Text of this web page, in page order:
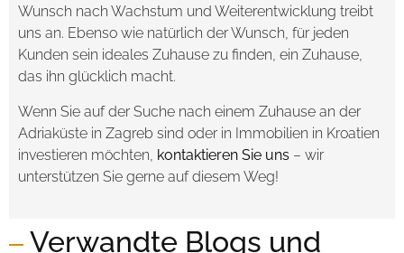
Wunsch nach Wachstum und Weiterentwicklung treibt
uns an. Ebenso wie natürlich der Wunsch, für jeden
Kunden sein ideales Zuhause zu finden, ein Zuhause,
das ihn glücklich macht.
Wenn Sie auf der Suche nach einem Zuhause an der
Adriaküste in Zagreb sind oder in Immobilien in Kroatien
investieren möchten, kontaktieren Sie uns – wir
unterstützen Sie gerne auf diesem Weg!
Verwandte Blogs und